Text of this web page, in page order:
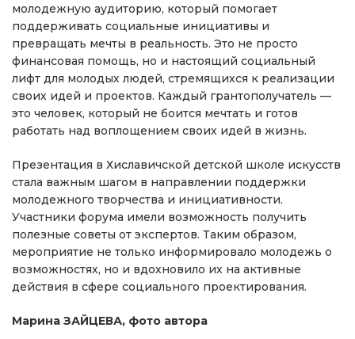
молодежную аудиторию, который помогает
поддерживать социальные инициативы и
превращать мечты в реальность. Это не просто
финансовая помощь, но и настоящий социальный
лифт для молодых людей, стремящихся к реализации
своих идей и проектов. Каждый грантополучатель —
это человек, который не боится мечтать и готов
работать над воплощением своих идей в жизнь.
Презентация в Хиславичской детской школе искусств
стала важным шагом в направлении поддержки
молодежного творчества и инициативности.
Участники форума имели возможность получить
полезные советы от экспертов. Таким образом,
мероприятие не только информировало молодежь о
возможностях, но и вдохновило их на активные
действия в сфере социального проектирования.
Марина ЗАЙЦЕВА, фото автора